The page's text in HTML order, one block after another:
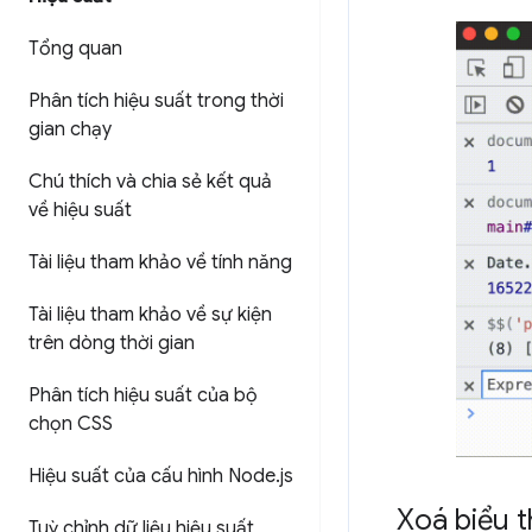
Tổng quan
Phân tích hiệu suất trong thời
gian chạy
Chú thích và chia sẻ kết quả
về hiệu suất
Tài liệu tham khảo về tính năng
Tài liệu tham khảo về sự kiện
trên dòng thời gian
Phân tích hiệu suất của bộ
chọn CSS
Hiệu suất của cấu hình Node.js
Xoá biểu